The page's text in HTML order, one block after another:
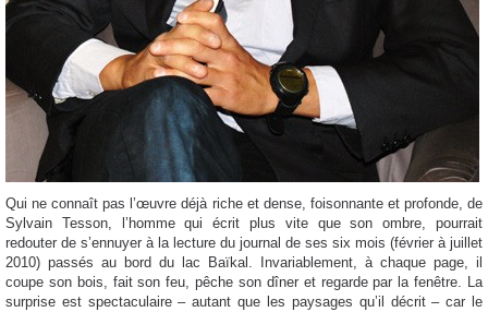
Qui ne connaît pas l’œuvre déjà riche et dense, foisonnante et profonde, de
Sylvain Tesson, l’homme qui écrit plus vite que son ombre, pourrait
redouter de s’ennuyer à la lecture du journal de ses six mois (février à juillet
2010) passés au bord du lac Baïkal. Invariablement, à chaque page, il
coupe son bois, fait son feu, pêche son dîner et regarde par la fenêtre. La
surprise est spectaculaire – autant que les paysages qu’il décrit – car le